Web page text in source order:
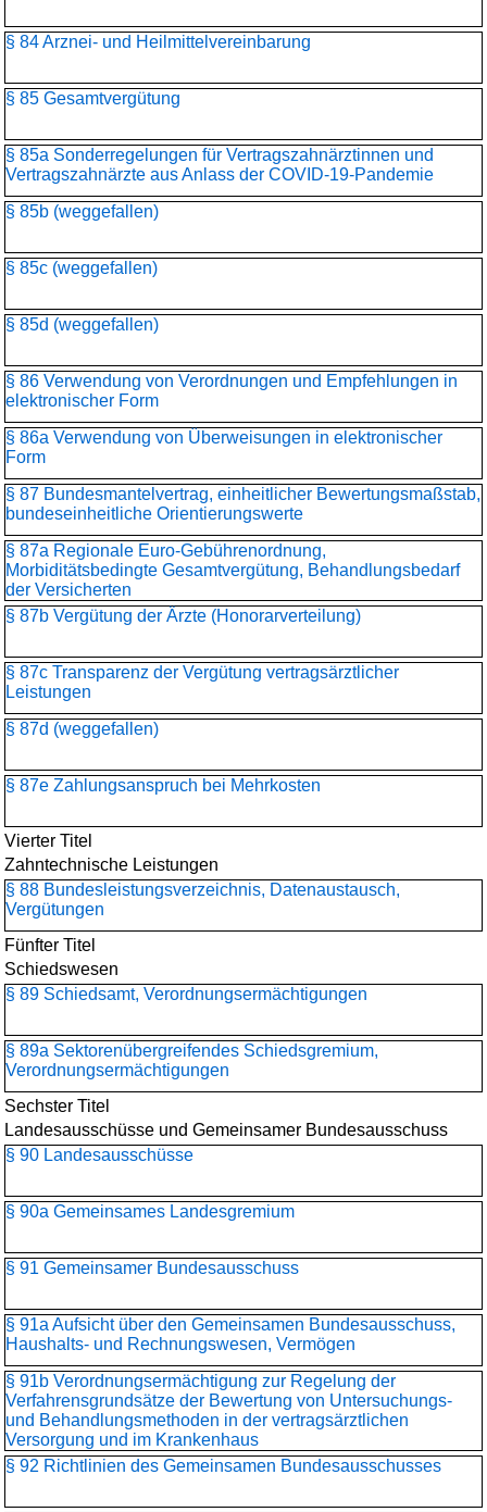
§ 84 Arznei- und Heilmittelvereinbarung
§ 85 Gesamtvergütung
§ 85a Sonderregelungen für Vertragszahnärztinnen und
Vertragszahnärzte aus Anlass der COVID-19-Pandemie
§ 85b (weggefallen)
§ 85c (weggefallen)
§ 85d (weggefallen)
§ 86 Verwendung von Verordnungen und Empfehlungen in
elektronischer Form
§ 86a Verwendung von Überweisungen in elektronischer
Form
§ 87 Bundesmantelvertrag, einheitlicher Bewertungsmaßstab,
bundeseinheitliche Orientierungswerte
§ 87a Regionale Euro-Gebührenordnung,
Morbiditätsbedingte Gesamtvergütung, Behandlungsbedarf
der Versicherten
§ 87b Vergütung der Ärzte (Honorarverteilung)
§ 87c Transparenz der Vergütung vertragsärztlicher
Leistungen
§ 87d (weggefallen)
§ 87e Zahlungsanspruch bei Mehrkosten
Vierter Titel
Zahntechnische Leistungen
§ 88 Bundesleistungsverzeichnis, Datenaustausch,
Vergütungen
Fünfter Titel
Schiedswesen
§ 89 Schiedsamt, Verordnungsermächtigungen
§ 89a Sektorenübergreifendes Schiedsgremium,
Verordnungsermächtigungen
Sechster Titel
Landesausschüsse und Gemeinsamer Bundesausschuss
§ 90 Landesausschüsse
§ 90a Gemeinsames Landesgremium
§ 91 Gemeinsamer Bundesausschuss
§ 91a Aufsicht über den Gemeinsamen Bundesausschuss,
Haushalts- und Rechnungswesen, Vermögen
§ 91b Verordnungsermächtigung zur Regelung der
Verfahrensgrundsätze der Bewertung von Untersuchungs-
und Behandlungsmethoden in der vertragsärztlichen
Versorgung und im Krankenhaus
§ 92 Richtlinien des Gemeinsamen Bundesausschusses